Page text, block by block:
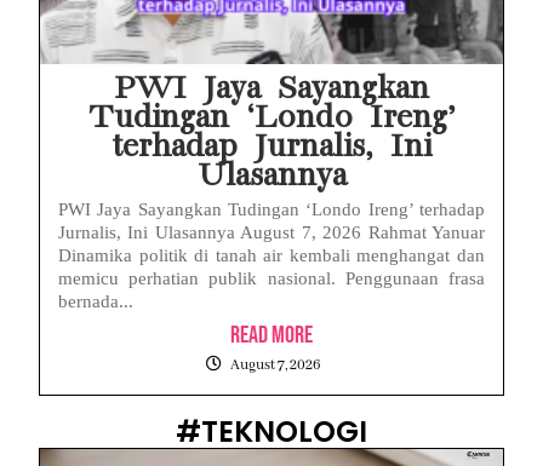
PWI Jaya Sayangkan
Tudingan ‘Londo Ireng’
terhadap Jurnalis, Ini
Ulasannya
PWI Jaya Sayangkan Tudingan ‘Londo Ireng’ terhadap
Jurnalis, Ini Ulasannya August 7, 2026 Rahmat Yanuar
Dinamika politik di tanah air kembali menghangat dan
memicu perhatian publik nasional. Penggunaan frasa
bernada...
Read More
August 7, 2026
#TEKNOLOGI